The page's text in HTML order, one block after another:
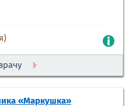
«Маркушка»